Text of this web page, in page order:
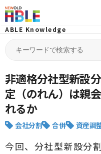
ABLE Knowledge
for:
非適格分社型新設
定（のれん）は親
れるか
会社分割 合併 資産調
今回、分社型新設分